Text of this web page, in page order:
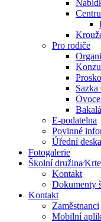
Pro rodiče
E-podatelna
Povinné
Úřední deska
Fotogalerie
Školní
Kontakt
Dokumenty
Kontakt
Zaměstnanci
Mobilní